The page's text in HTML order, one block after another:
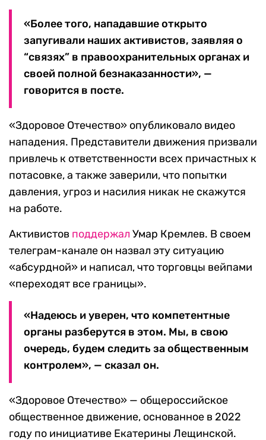
«Более того, нападавшие открыто
запугивали наших активистов, заявляя о
“связях” в правоохранительных органах и
своей полной безнаказанности», —
говорится в посте.
«Здоровое Отечество» опубликовало видео
нападения. Представители движения призвали
привлечь к ответственности всех причастных к
потасовке, а также заверили, что попытки
давления, угроз и насилия никак не скажутся
на работе.
Активистов поддержал Умар Кремлев. В своем
телеграм-канале он назвал эту ситуацию
«абсурдной» и написал, что торговцы вейпами
«переходят все границы».
«Надеюсь и уверен, что компетентные
органы разберутся в этом. Мы, в свою
очередь, будем следить за общественным
контролем», — сказал он.
«Здоровое Отечество» — общероссийское
общественное движение, основанное в 2022
году по инициативе Екатерины Лещинской.